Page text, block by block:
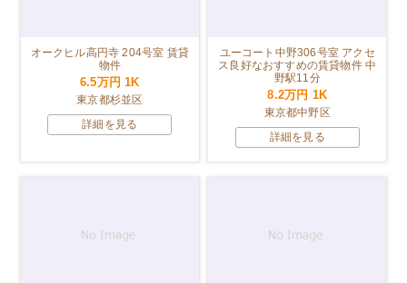
オークヒル高円寺 204号室 賃貸
物件
6.5万円1K
東京都杉並区
詳細を見る
ユーコート中野306号室 アクセ
ス良好なおすすめの賃貸物件 中
野駅11分
8.2万円 1K
東京都中野区
詳細を見る